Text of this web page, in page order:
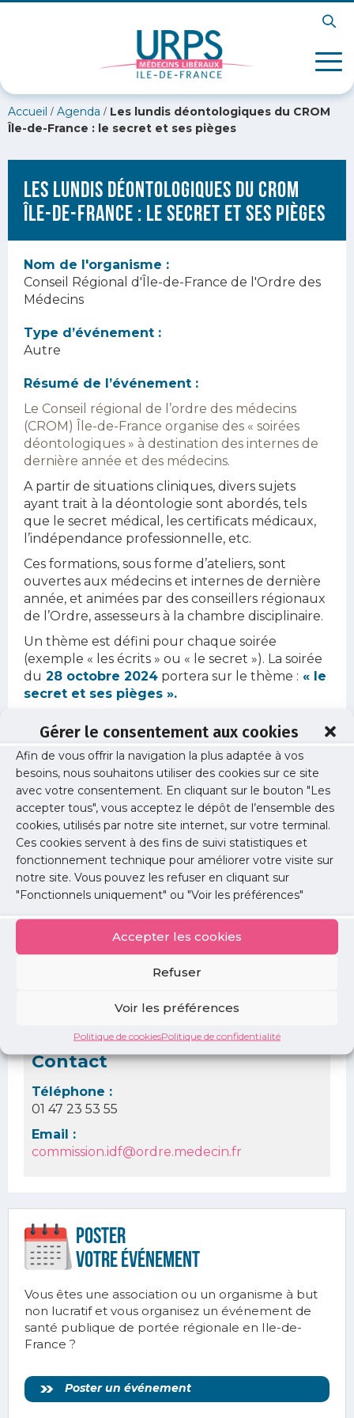
Gérer le consentement aux cookies
Afin de vous offrir la navigation la plus adaptée à vos
besoins, nous souhaitons utiliser des cookies sur ce site
avec votre consentement. En cliquant sur le bouton "Les
accepter tous", vous acceptez le dépôt de l’ensemble des
cookies, utilisés par notre site internet, sur votre terminal.
Ces cookies servent à des fins de suivi statistiques et
fonctionnement technique pour améliorer votre visite sur
notre site. Vous pouvez les refuser en cliquant sur
"Fonctionnels uniquement" ou "Voir les préférences"
Accepter les cookies
Refuser
Voir les préférences
Politique de cookiesPolitique de confidentialité
Accueil / Agenda / Les lundis déontologiques du CROM
Île-de-France : le secret et ses pièges
Les lundis déontologiques du CROM
Île-de-France : le secret et ses pièges
Nom de l'organisme :
Conseil Régional d'Île-de-France de l'Ordre des
Médecins
Type d’événement :
Autre
Résumé de l’événement :
Le Conseil régional de l’ordre des médecins
(CROM) Île-de-France organise des « soirées
déontologiques » à destination des internes de
dernière année et des médecins.
A partir de situations cliniques, divers sujets
ayant trait à la déontologie sont abordés, tels
que le secret médical, les certificats médicaux,
l’indépendance professionnelle, etc.
Ces formations, sous forme d’ateliers, sont
ouvertes aux médecins et internes de dernière
année, et animées par des conseillers régionaux
de l’Ordre, assesseurs à la chambre disciplinaire.
Un thème est défini pour chaque soirée
(exemple « les écrits » ou « le secret »). La soirée
du 28 octobre 2024 portera sur le thème : « le
secret et ses pièges ».
Informations
Date :
lundi 28 octobre 2024
Horaire :
20h15
Lieu :
9, rue Borromée 75015 PARIS
Lien d'inscription :
Inscription obligatoire via le CROM
crom-Affiche-LD-2e-semestre-24.pdf
Contact
Téléphone :
01 47 23 53 55
Email :
commission.idf@ordre.medecin.fr
Poster
votre ÉVÉnement
Vous êtes une association ou un organisme à but
non lucratif et vous organisez un événement de
santé publique de portée régionale en Ile-de-
France ?
Poster un événement